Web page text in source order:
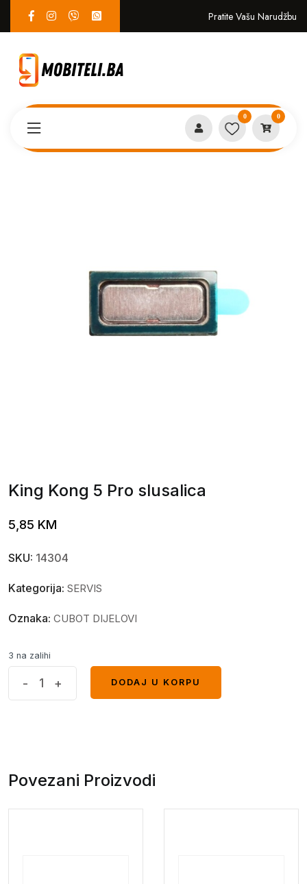
Pratite Vašu Narudžbu
0 0
King Kong 5 Pro slusalica
King Kong 5 Pro slusalica
5,85 KM
SKU: 14304
Kategorija: SERVIS
Oznaka: CUBOT DIJELOVI
3 na zalihi
quantity
- +
DODAJ U KORPU
Povezani Proizvodi